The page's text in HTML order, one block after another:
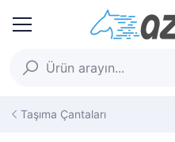
Taşıma Çantaları